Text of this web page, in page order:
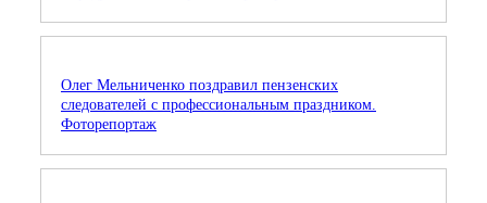
Олег Мельниченко поздравил пензенских
следователей с профессиональным праздником.
Фоторепортаж